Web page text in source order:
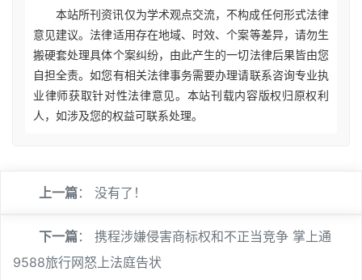
本站所刊资讯仅为学术观点交流，不构成任何形式法律
意见建议。法律适用存在地域、时效、个案等差异，请勿生
搬硬套处理具体个案纠纷，由此产生的一切法律后果皆由您
自担全责。如您有相关法律事务需要办理请联系咨询专业执
业律师获取针对性法律意见。本站刊载内容版权归原权利
人，如涉及您的权益可联系处理。
上一篇： 没有了！
下一篇： 携程涉嫌侵害商标权和不正当竞争 掌上通
9588旅行网怒上法庭告状